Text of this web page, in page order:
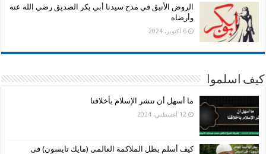
الروض الأنيق في مدح سيدنا أبي بكر الصديق رضي الله عنه
وأرضاه
6 أكتوبر، 2024
كيف اسلموا
ما أسهل أن ننشر الإسلام بأخلاقنا
12 أغسطس، 2024
كيف أسلم بطل الملاكمة العالمى (مايك تايسون) فى